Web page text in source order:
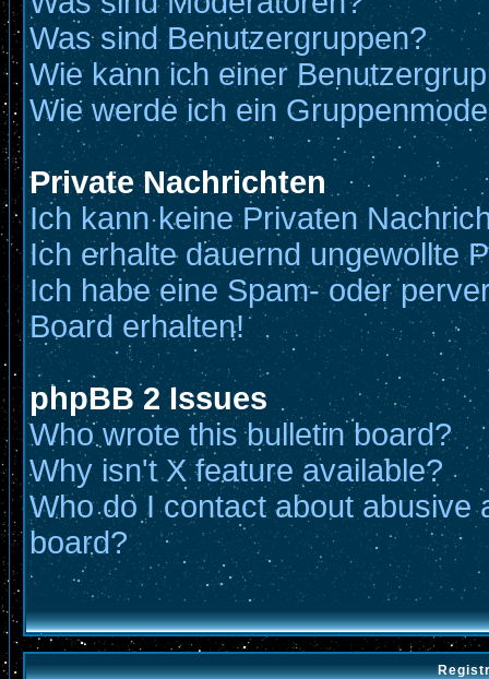
Was sind Benutzergruppen?
Wie kann ich einer
Wie werde ich ein
Private Nachrichten
Ich kann keine Privaten
Ich erhalte dauernd ungewollte
Ich habe eine Spam- oder
Board erhalten!
phpBB 2 Issues
Who wrote this bulletin board?
Why isn't X feature available?
Who do I contact about abusive
board?